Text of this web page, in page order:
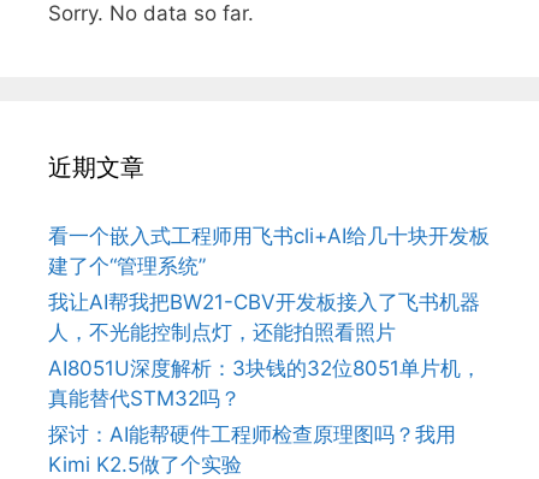
Sorry. No data so far.
近期文章
看一个嵌入式工程师用飞书cli+AI给几十块开发板
建了个“管理系统”
我让AI帮我把BW21-CBV开发板接入了飞书机器
人，不光能控制点灯，还能拍照看照片
AI8051U深度解析：3块钱的32位8051单片机，
真能替代STM32吗？
探讨：AI能帮硬件工程师检查原理图吗？我用
Kimi K2.5做了个实验